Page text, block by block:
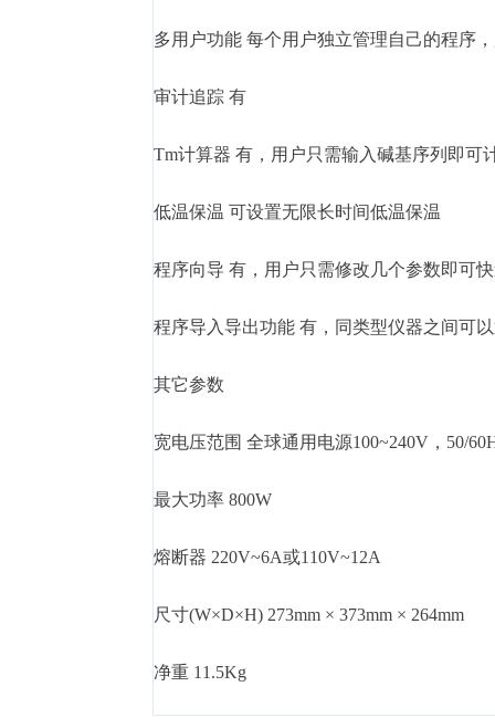
多用户功能 每个用户独立管理自己的程序
审计追踪 有
Tm计算器 有，用户只需输入碱基序列即可
低温保温 可设置无限长时间低温保温
程序向导 有，用户只需修改几个参数即可
程序导入导出功能 有，同类型仪器之间可
其它参数
宽电压范围 全球通用电源100~240V，50/
最大功率 800W
熔断器 220V~6A或110V~12A
尺寸(W×D×H) 273mm × 373mm × 264mm
净重 11.5Kg